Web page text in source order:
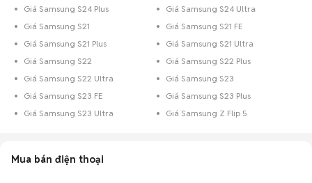
Giá Samsung S24 Plus
Giá Samsung S24 Ultra
Giá Samsung S21
Giá Samsung S21 FE
Giá Samsung S21 Plus
Giá Samsung S21 Ultra
Giá Samsung S22
Giá Samsung S22 Plus
Giá Samsung S22 Ultra
Giá Samsung S23
Giá Samsung S23 FE
Giá Samsung S23 Plus
Giá Samsung S23 Ultra
Giá Samsung Z Flip 5
Mua bán điện thoại